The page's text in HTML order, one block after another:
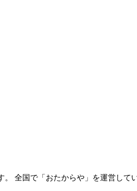
。 全国で「おたからや」を運営して